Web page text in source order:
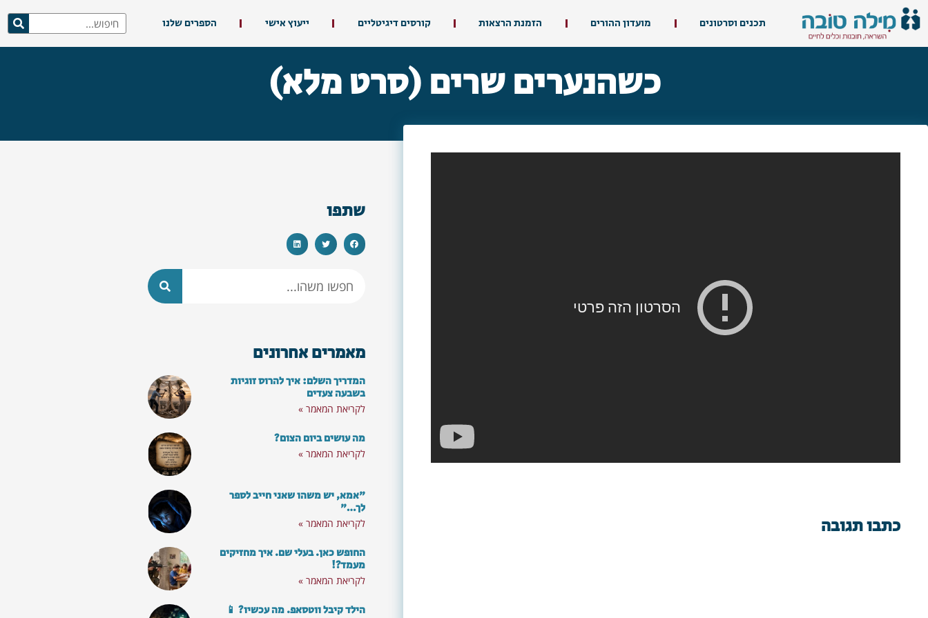
תכנים וסרטונים מועדון ההורים הזמנת הרצאות קורסים דיגיטליים ייעוץ אישי הספרים שלנו
כשהנערים שרים (סרט מלא)
כתבו תגובה
שתפו
מאמרים אחרונים
המדריך השלם: איך להרוס זוגיות
בשבעה צעדים
לקריאת המאמר »
מה עושים ביום הצום?
לקריאת המאמר »
"אמא, יש משהו שאני חייב לספר
לך…"
לקריאת המאמר »
החופש כאן. בעלי שם. איך מחזיקים
מעמד?!
לקריאת המאמר »
הילד קיבל ווטסאפ. מה עכשיו? 📱רוצים לא לפספס את התכנים